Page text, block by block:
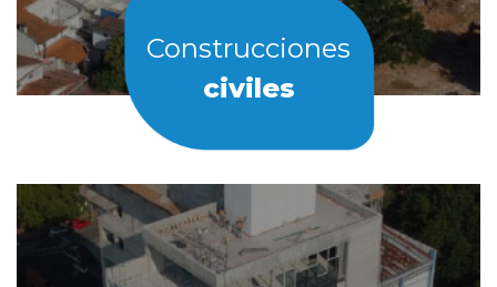
Construcciones
civiles